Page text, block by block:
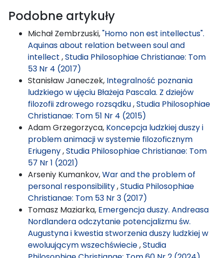
Podobne artykuły
Michał Zembrzuski,"Homo non est intellectus".
Aquinas about relation between soul and
intellect ,Studia Philosophiae Christianae: Tom
53 Nr 4 (2017)
Stanisław Janeczek, Integralność poznania
ludzkiego w ujęciu Błażeja Pascala. Z dziejów
filozofii zdrowego rozsądku,Studia Philosophiae
Christianae: Tom 51 Nr 4 (2015)
Adam Grzegorzyca, Koncepcja ludzkiej duszy i
problem animacji w systemie filozoficznym
Eriugeny,Studia Philosophiae Christianae: Tom
57 Nr 1 (2021)
Arseniy Kumankov,War and the problem of
personal responsibility,Studia Philosophiae
Christianae: Tom 53 Nr 3 (2017)
Tomasz Maziarka, Emergencja duszy. Andreasa
Nordlandera odczytanie potencjalizmu św.
Augustyna i kwestia stworzenia duszy ludzkiej w
ewoluującym wszechświecie,Studia